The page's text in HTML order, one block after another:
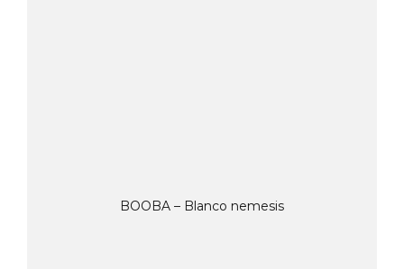
BOOBA – Blanco nemesis